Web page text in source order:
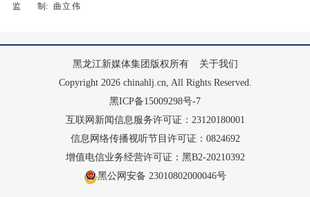
监 制: 曲立伟
黑龙江新媒体集团版权所有
关于我们
Copyright 2026 chinahlj.cn, All Rights Reserved.
黑ICP备15009298号-7
互联网新闻信息服务许可证：23120180001
信息网络传播视听节目许可证：0824692
增值电信业务经营许可证：黑B2-20210392
黑公网安备 23010802000046号